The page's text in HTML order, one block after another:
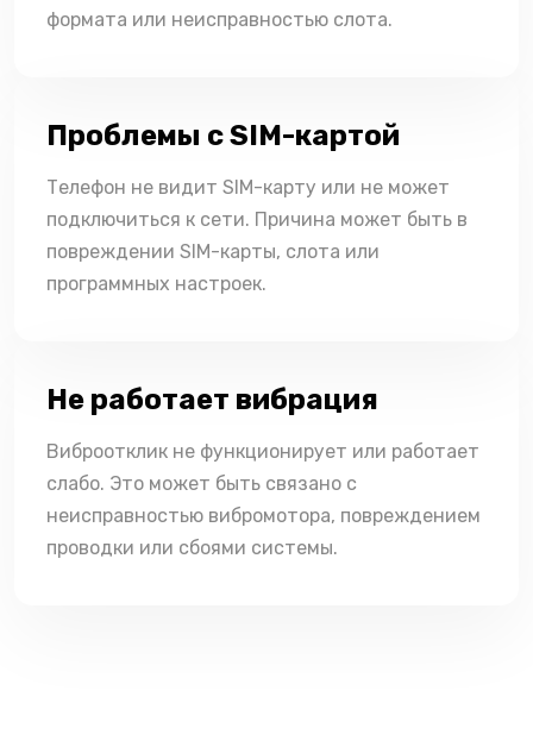
формата или неисправностью слота.
Проблемы с SIM-картой
Телефон не видит SIM-карту или не может
подключиться к сети. Причина может быть в
повреждении SIM-карты, слота или
программных настроек.
Не работает вибрация
Виброотклик не функционирует или работает
слабо. Это может быть связано с
неисправностью вибромотора, повреждением
проводки или сбоями системы.